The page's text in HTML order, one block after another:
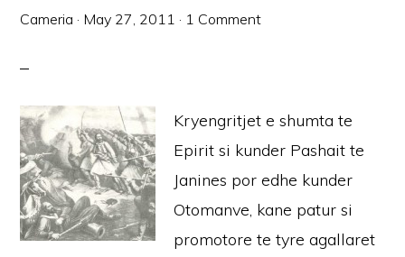
Cameria · May 27, 2011 · 1 Comment
Kryengritjet e shumta te
Epirit si kunder Pashait te
Janines por edhe kunder
Otomanve, kane patur si
promotore te tyre agallaret